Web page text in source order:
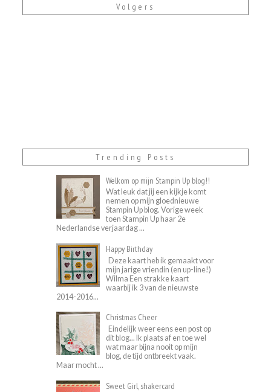
Volgers
Trending Posts
Welkom op mijn Stampin Up blog!!
Wat leuk dat jij een kijkje komt
nemen op mijn gloednieuwe
Stampin Up blog. Vorige week
toen Stampin Up haar 2e
Nederlandse verjaardag ...
Happy Birthday
Deze kaart heb ik gemaakt voor
mijn jarige vriendin (en up-line!)
Wilma Een strakke kaart
waarbij ik 3 van de nieuwste
2014-2016...
Christmas Cheer
Eindelijk weer eens een post op
dit blog... Ik plaats af en toe wel
wat maar bijna nooit op mijn
blog, de tijd ontbreekt vaak.
Maar mocht ...
Sweet Girl, shakercard